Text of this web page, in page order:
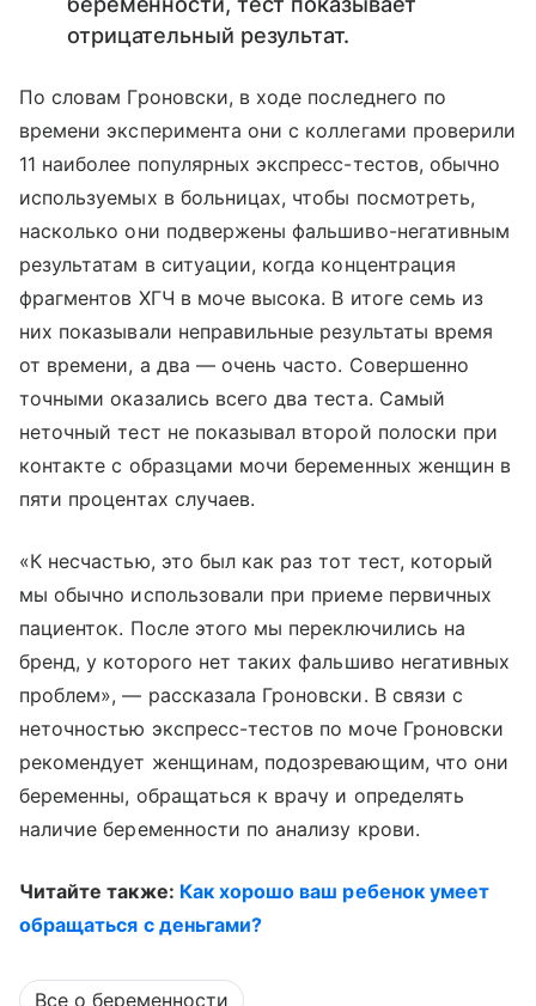
отрицательный результат.
По словам Гроновски, в ходе последнего по
времени эксперимента они с коллегами проверили
11 наиболее популярных экспресс-тестов, обычно
используемых в больницах, чтобы посмотреть,
насколько они подвержены фальшиво-негативным
результатам в ситуации, когда концентрация
фрагментов ХГЧ в моче высока. В итоге семь из
них показывали неправильные результаты время
от времени, а два — очень часто. Совершенно
точными оказались всего два теста. Самый
неточный тест не показывал второй полоски при
контакте с образцами мочи беременных женщин в
пяти процентах случаев.
«К несчастью, это был как раз тот тест, который
мы обычно использовали при приеме первичных
пациенток. После этого мы переключились на
бренд, у которого нет таких фальшиво негативных
проблем», — рассказала Гроновски. В связи с
неточностью экспресс-тестов по моче Гроновски
рекомендует женщинам, подозревающим, что они
беременны, обращаться к врачу и определять
наличие беременности по анализу крови.
Читайте также: Как хорошо ваш ребенок умеет
обращаться с деньгами?
Все о беременности